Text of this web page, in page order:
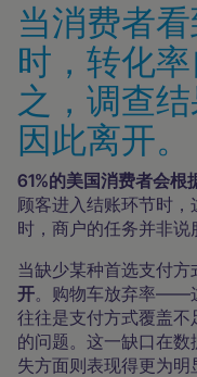
当消费者
时，转化
之，调查
因此离开。
61%的美国消费者会根
顾客进入结账环节时
时，商户的任务并非说
当缺少某种首选支付方
开。购物车放弃率——
往往是支付方式覆盖
的问题。这一缺口在
失方面则表现得更为明